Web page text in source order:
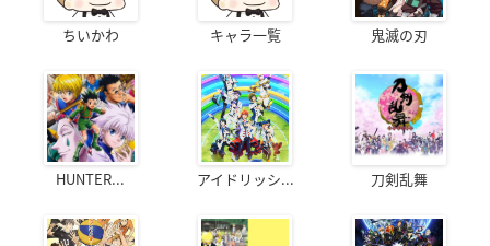
ちいかわ キャラ一覧 鬼滅の刃
HUNTER... アイドリッシ... 刀剣乱舞